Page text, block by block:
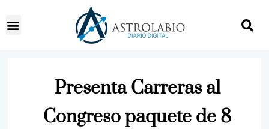
Presenta Carreras al
Congreso paquete de 8